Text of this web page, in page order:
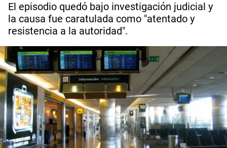
El episodio quedó bajo investigación judicial y
la causa fue caratulada como "atentado y
resistencia a la autoridad".